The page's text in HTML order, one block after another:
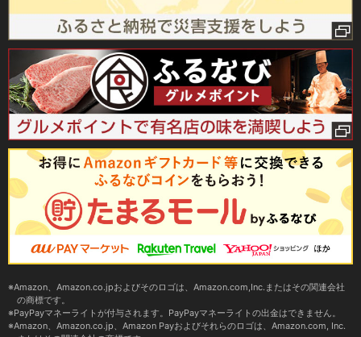
Amazon、Amazon.co.jpおよびそのロゴは、Amazon.com,Inc.またはその関連会社
の商標です。
PayPayマネーライトが付与されます。PayPayマネーライトの出金はできません。
Amazon、Amazon.co.jp、Amazon Payおよびそれらのロゴは、Amazon.com, Inc.